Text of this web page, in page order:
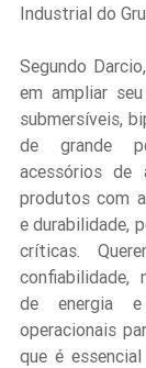
Industrial do
Segundo
em ampliar
submersíveis,
de grande
acessórios de
produtos com
e durabilidade,
críticas.
confiabilidade,
de energia
operacionais
que é